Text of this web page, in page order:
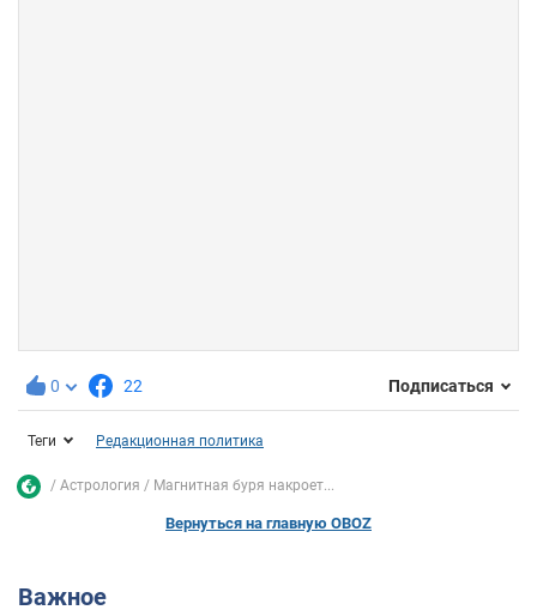
0 22 Подписаться
Теги Редакционная политика
Астрология Магнитная буря накроет...
Вернуться на главную OBOZ
Важное